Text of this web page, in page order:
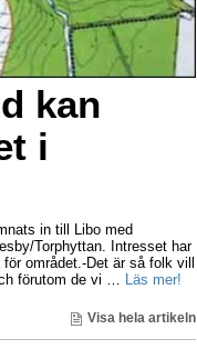
kan
i
in till Libo med
Torphyttan. Intresset har
området.-Det är så folk vill
förutom de vi …
Läs mer!
Visa hela artikeln